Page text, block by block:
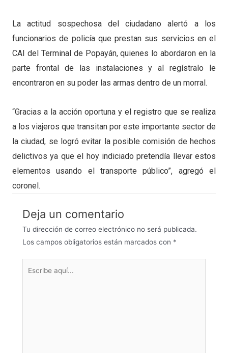
La actitud sospechosa del ciudadano alertó a los
funcionarios de policía que prestan sus servicios en el
CAI del Terminal de Popayán, quienes lo abordaron en la
parte frontal de las instalaciones y al regístralo le
encontraron en su poder las armas dentro de un morral.
“Gracias a la acción oportuna y el registro que se realiza
a los viajeros que transitan por este importante sector de
la ciudad, se logró evitar la posible comisión de hechos
delictivos ya que el hoy indiciado pretendía llevar estos
elementos usando el transporte público”, agregó el
coronel.
Deja un comentario
Tu dirección de correo electrónico no será publicada.
Los campos obligatorios están marcados con *